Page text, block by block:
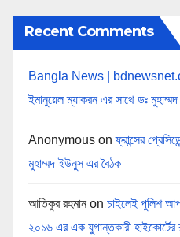
Recent Comments
Bangla News |
ইমানুয়েল ম্যাকরন এর সাথে ডঃ
Anonymous onফ্রান্সের
মুহাম্মদ ইউনুস এর বৈঠক
আতিকুর রহমান on চাইলেই পুলিশ
২০১৬ এর এক যুগান্তকারী